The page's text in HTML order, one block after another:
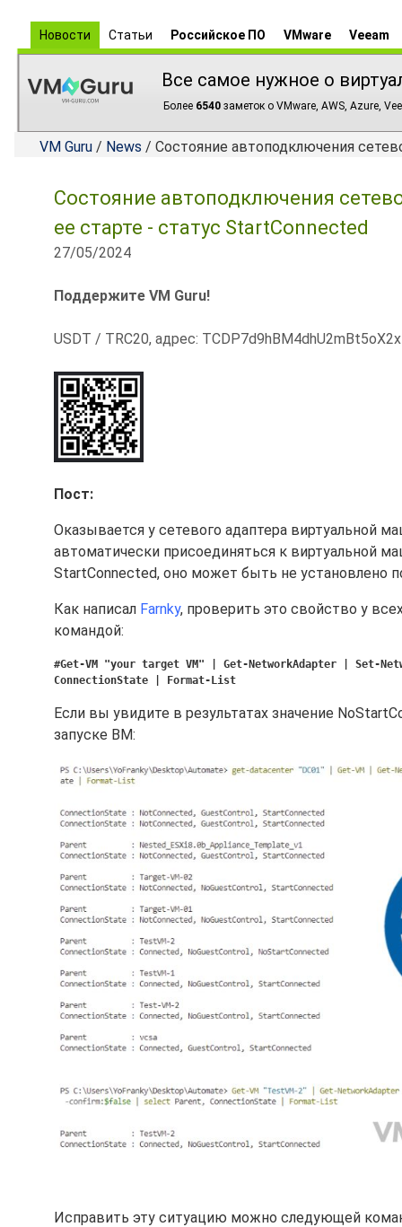
Новости Статьи Российское ПО VMware Veeam
Все самое нужное о
Более 6540 заметок о VMware, AWS, Azure,
VM Guru / News / Состояние автоподключения
Состояние автоподключения
ее старте - статус StartConnected
27/05/2024
Поддержите VM Guru!
USDT / TRC20, адрес:
Пост:
Оказывается у сетевого адаптера виртуальной
автоматически присоединяться к виртуальной
StartConnected, оно может быть не установлено
Как написал Farnky, проверить это свойство у
командой:
#Get-VM "your target VM" | Get-NetworkAdapter | Set-
ConnectionState | Format-List
Если вы увидите в результатах значение
запуске ВМ:
Исправить эту ситуацию можно следующей